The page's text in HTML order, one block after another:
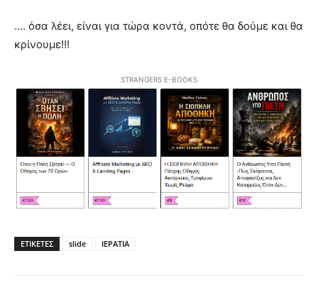
…. όσα λέει, είναι για τώρα κοντά, οπότε θα δούμε και θα
κρίνουμε!!!
STRANGERS E-BOOKS
ΕΤΙΚΕΤΕΣ slide ΙΕΡΑΤΙΑ